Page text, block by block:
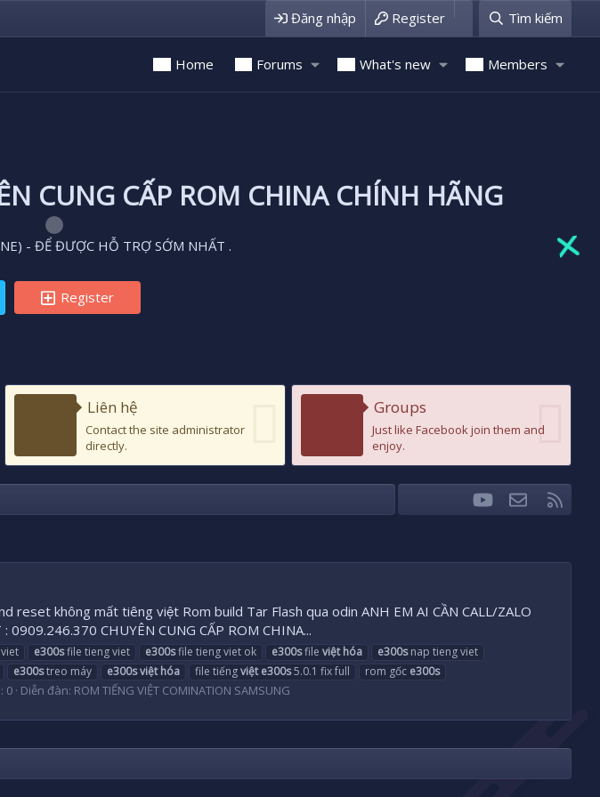
Đăng nhập Register Tìm kiếm
Home Forums What's new Members
CUNG CẤP ROM CHINA CHÍNH HÃNG
- ĐỂ ĐƯỢC HỖ TRỢ SỚM NHẤT .
Register
Liên hệ
Contact the site administrator
directly.
Groups
Just like Facebook join them and
enjoy.
FacebookTwitteryoutubeLiên hệ
reset không mất tiêng việt Rom build Tar Flash qua odin ANH EM AI CẦN CALL/ZALO
CHUYÊN CUNG CẤP ROM CHINA...
e300sfile tieng viet e300sfile tieng viet ok e300sfile việt hóa e300snap tieng viet
e300streo máy e300sviệt hóa file tiếngviệt e300s5.0.1 fix full rom gốc e300s
0 Diễn đàn: ROM TIẾNG VIỆT COMINATION SAMSUNG